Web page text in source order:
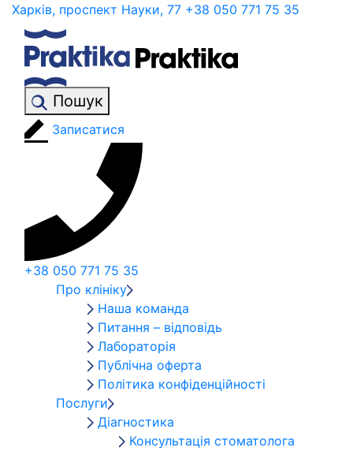
Харків, проспект Науки, 77 +38 050 771 75 35
Пошук
Записатися
+38 050 771 75 35
Про клініку
Наша команда
Питання – відповідь
Лабораторія
Публічна оферта
Політика конфіденційності
Послуги
Діагностика
Консультація стоматолога